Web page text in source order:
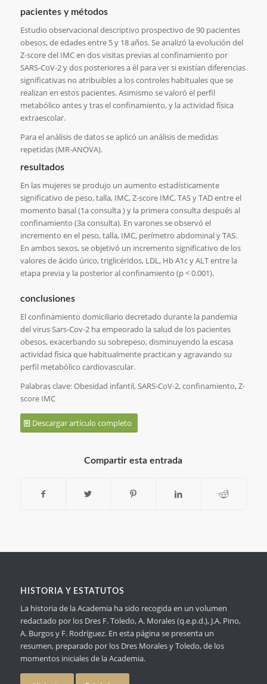
pacientes y métodos
Estudio observacional descriptivo prospectivo de 90 pacientes
obesos, de edades entre 5 y 18 años. Se analizó la evolución del
Z-score del IMC en dos visitas previas al confinamiento por
SARS-CoV-2 y dos posteriores a él para ver si existían diferencias
significativas no atribuibles a los controles habituales que se
realizan en estos pacientes. Asimismo se valoró el perfil
metabólico antes y tras el confinamiento, y la actividad física
extraescolar.
Para el análisis de datos se aplicó un análisis de medidas
repetidas (MR-ANOVA).
resultados
En las mujeres se produjo un aumento estadísticamente
significativo de peso, talla, IMC, Z-score IMC, TAS y TAD entre el
momento basal (1a consulta ) y la primera consulta después al
confinamiento (3a consulta). En varones se observó el
incremento en el peso, talla, IMC, perímetro abdominal y TAS.
En ambos sexos, se objetivó un incremento significativo de los
valores de ácido úrico, triglicéridos, LDL, Hb A1c y ALT entre la
etapa previa y la posterior al confinamiento (p < 0.001).
conclusiones
El confinamiento domiciliario decretado durante la pandemia
del virus Sars-Cov-2 ha empeorado la salud de los pacientes
obesos, exacerbando su sobrepeso, disminuyendo la escasa
actividad física que habitualmente practican y agravando su
perfil metabólico cardiovascular.
Palabras clave: Obesidad infantil, SARS-CoV-2, confinamiento, Z-
score IMC
Descargar artículo completo
Compartir esta entrada
HISTORIA Y ESTATUTOS
La historia de la Academia ha sido recogida en un volumen
redactado por los Dres F. Toledo, A. Morales (q.e.p.d.), J.A. Pino,
A. Burgos y F. Rodríguez. En esta página se presenta un
resumen, preparado por los Dres Morales y Toledo, de los
momentos iniciales de la Academia.